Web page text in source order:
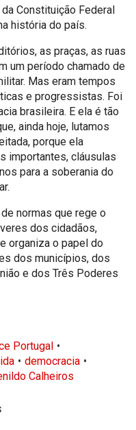
Constituição Federal
história do país.
as praças, as ruas
um período chamado de
Mas eram tempos
e progressistas. Foi
brasileira. E ela é tão
ainda hoje, lutamos
porque ela
importantes, cláusulas
para a soberania do
normas que rege o
dos cidadãos,
organiza o papel do
dos municípios, dos
e dos Três Poderes
Portugal
democracia
Calheiros